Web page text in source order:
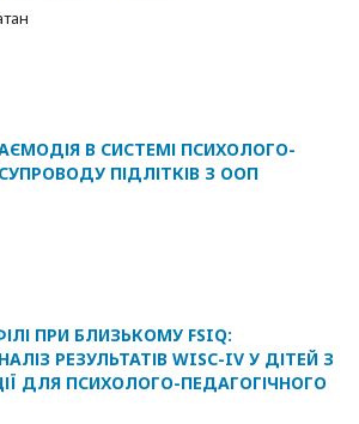
В СИСТЕМІ ПСИХОЛОГО-
ПІДЛІТКІВ З ООП
ПРИ БЛИЗЬКОМУ FSIQ:
РЕЗУЛЬТАТІВ WISC-IV У ДІТЕЙ З
ДЛЯ ПСИХОЛОГО-ПЕДАГОГІЧНОГО